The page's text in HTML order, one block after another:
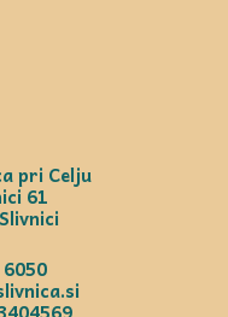
pri Celju
61